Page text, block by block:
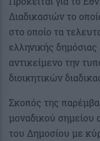
Διαδικασιών το
στο οποίο τα
ελληνικής
αντικείμενο την
διοικητικών
Σκοπός της
μοναδικού σημείου
του Δημοσίου με